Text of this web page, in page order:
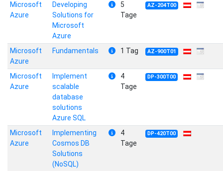
Microsoft
Azure
Developing
Solutions for
Microsoft
Azure
5
Tage
AZ-204T00
Microsoft
Azure
Fundamentals 1 Tag AZ-900T01
Microsoft
Azure
Implement
scalable
database
solutions
Azure SQL
4
Tage
DP-300T00
Microsoft
Azure
Implementing
Cosmos DB
Solutions
(NoSQL)
4
Tage
DP-420T00